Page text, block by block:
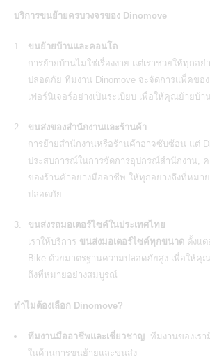
บริการขนย้ายครบวงจรของ Dinomove
ขนย้ายบ้านและคอนโด
การย้ายบ้านไม่ใช่เรื่องง่าย แต่เราช่วยให้ทุกอย่
ปลอดภัย ทีมงาน Dinomove จะจัดการแพ็คขอ
เฟอร์นิเจอร์อย่างเป็นระเบียบ เพื่อให้คุณย้ายบ้า
ขนส่งของสำนักงานและร้านค้า
การย้ายสำนักงานหรือร้านค้าอาจซับซ้อน แต่
ประสบการณ์ในการจัดการอุปกรณ์สำนักงาน,
ของร้านค้าอย่างมืออาชีพ ให้ทุกอย่างถึงที่หมาย
ปลอดภัย
ขนส่งรถมอเตอร์ไซค์ในประเทศไทย
เราให้บริการ ขนส่งมอเตอร์ไซค์ทุกขนาด ตั้งแ
Bike ด้วยมาตรฐานความปลอดภัยสูง เพื่อให้คุ
ถึงที่หมายอย่างสมบูรณ์
ทำไมต้องเลือก Dinomove?
ทีมงานมืออาชีพและเชี่ยวชาญ: ทีมงานของเร
ในด้านการขนย้ายและขนส่ง